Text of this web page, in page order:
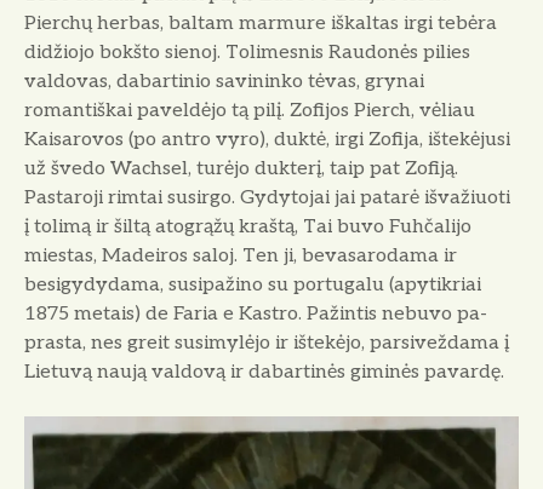
Pierchų herbas, baltam marmure iškaltas irgi tebėra
didžiojo bokšto sie­noj. Tolimesnis Raudonės pilies
valdo­vas, dabartinio savininko tėvas, grynai
romantiškai paveldėjo tą pilį. Zofijos Pierch, vėliau
Kaisarovos (po antro vyro), duktė, irgi Zofija, ištekėjusi
už švedo Wachsel, turėjo dukterį, taip pat Zofiją.
Pastaroji rimtai susirgo. Gydytojai jai patarė išvažiuoti
į tolimą ir šiltą atogrąžų kraštą, Tai buvo Fuhčalijo
miestas, Madeiros saloj. Ten ji, bevasarodama ir
besigydydama, susipaži­no su portugalu (apytikriai
1875 metais) de Faria e Kastro. Pažintis nebuvo pa­
prasta, nes greit susimylėjo ir ištekėjo, parsiveždama į
Lietuvą naują valdovą ir dabartinės giminės pavardę.